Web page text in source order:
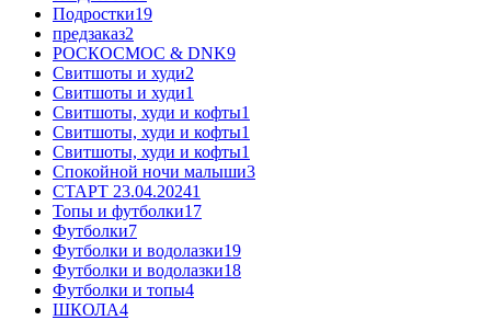
Подростки19
предзаказ2
РОСКОСМОС & DNK9
Свитшоты и худи2
Свитшоты и худи1
Свитшоты, худи и кофты1
Свитшоты, худи и кофты1
Свитшоты, худи и кофты1
Спокойной ночи малыши3
СТАРТ 23.04.20241
Топы и футболки17
Футболки7
Футболки и водолазки19
Футболки и водолазки18
Футболки и топы4
ШКОЛА4